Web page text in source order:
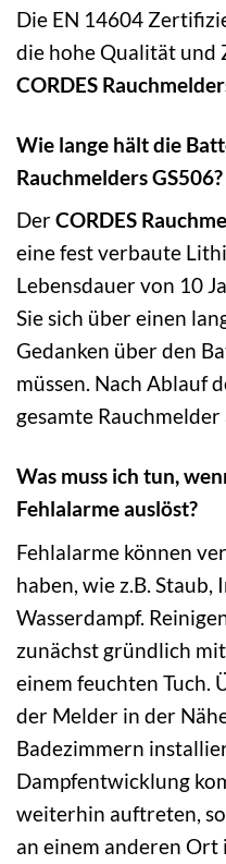
Die EN 14604
die hohe Qualität und
CORDES
Wie lange hält die
Rauchmelders GS506?
DerCORDES
eine fest verbaute
Lebensdauer von 10
Sie sich über einen
Gedanken über den
müssen. Nach Ablauf
gesamte
Was muss ich tun,
Fehlalarme auslöst?
Fehlalarme können
haben, wie z.B. Staub,
Wasserdampf.
zunächst gründlich
einem feuchten Tuch.
der Melder in der
Badezimmern
Dampfentwicklung
weiterhin auftreten,
an einem anderen